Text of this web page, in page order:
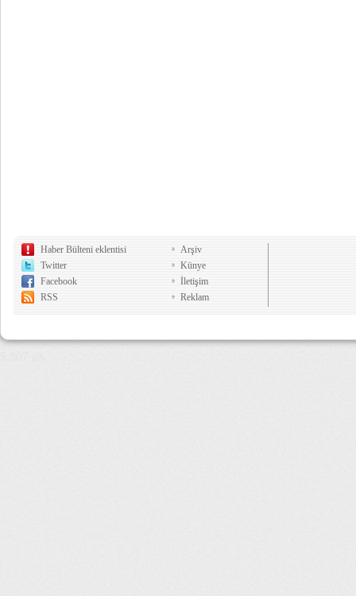
Haber Bülteni eklentisi
Twitter
Facebook
RSS
Arşiv
Künye
İletişim
Reklam